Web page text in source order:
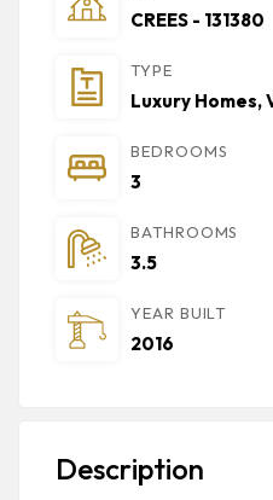
CREES - 131380
TYPE
Luxury Homes,
BEDROOMS
3
BATHROOMS
3.5
YEAR BUILT
2016
Description